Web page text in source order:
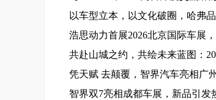
以车型立本，以文化破圈，哈弗
浩思动力首展2026北京国际车展
共赴山城之约，共绘未来蓝图：
凭天赋 去颠覆，智界汽车亮相广
智界双7亮相成都车展，新品引发